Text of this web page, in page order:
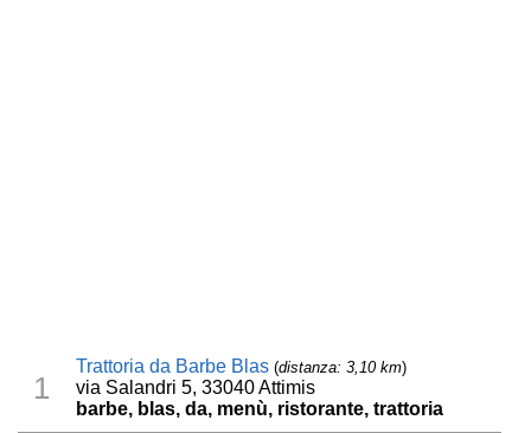
1
Trattoria da Barbe Blas (distanza: 3,10 km)
via Salandri 5, 33040 Attimis
barbe, blas, da, menù, ristorante, trattoria